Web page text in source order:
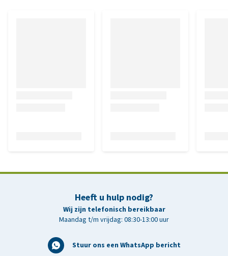
Heeft u hulp nodig?
Wij zijn telefonisch bereikbaar
Maandag t/m vrijdag: 08:30-13:00 uur
Stuur ons een WhatsApp bericht